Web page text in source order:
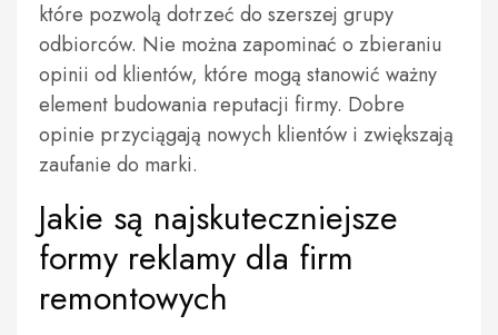
które pozwolą dotrzeć do szerszej grupy
odbiorców. Nie można zapominać o zbieraniu
opinii od klientów, które mogą stanowić ważny
element budowania reputacji firmy. Dobre
opinie przyciągają nowych klientów i zwiększają
zaufanie do marki.
Jakie są najskuteczniejsze
formy reklamy dla firm
remontowych